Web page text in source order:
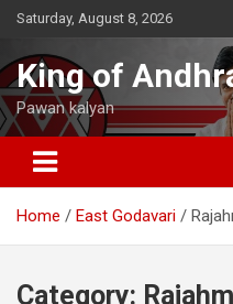
Skip
content
Saturday, August 8, 2026
King of
Pawan kalyan
Home East Godavari
Category: